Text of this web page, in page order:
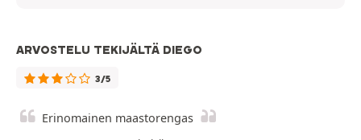
ARVOSTELU TEKIJÄLTÄ DIEGO
3/5
Erinomainen maastorengas